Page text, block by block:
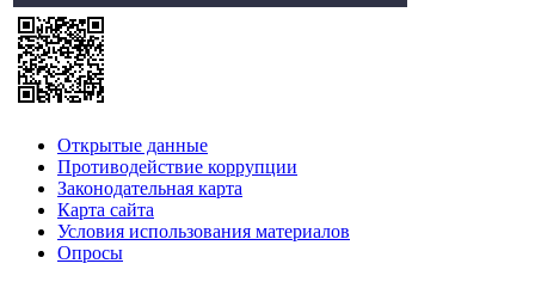
Открытые данные
Противодействие коррупции
Законодательная карта
Карта сайта
Условия использования материалов
Опросы